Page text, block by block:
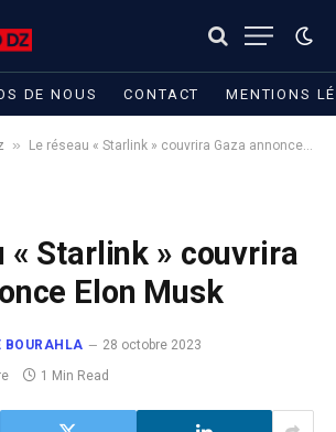
DE NOUS CONTACT MENTIONS
» Le réseau « Starlink » couvrira Gaza annonce Elon Musk
« Starlink » couvrira
Elon Musk
BOURAHLA
28 octobre 2023
1 Min Read